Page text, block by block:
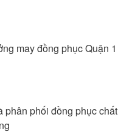
may đồng phục Quận 1
phân phối đồng phục chất